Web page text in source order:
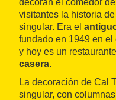
decoran el comedor
visitantes la historia
singular. Era el
fundado en 1949 en
y hoy es un
casera.
La decoración de Cal
singular, con